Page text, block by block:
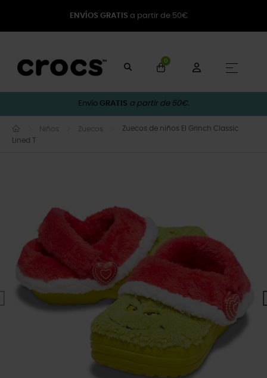
ENVÍOS GRATIS a partir de 50€
0
☰
Envío GRATIS a partir de 50€.
Niños Zuecos
Zuecos de niños El Grinch Classic
Lined T